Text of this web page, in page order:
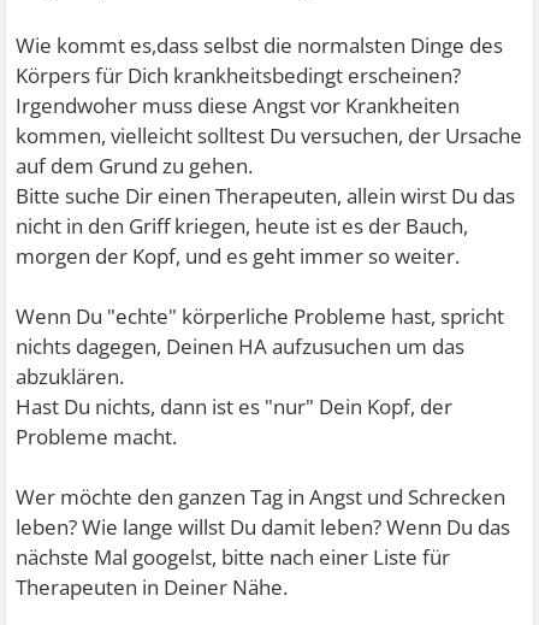
Wie kommt es,dass selbst die normalsten Dinge des
Körpers für Dich krankheitsbedingt erscheinen?
Irgendwoher muss diese Angst vor Krankheiten
kommen, vielleicht solltest Du versuchen, der Ursache
auf dem Grund zu gehen.
Bitte suche Dir einen Therapeuten, allein wirst Du das
nicht in den Griff kriegen, heute ist es der Bauch,
morgen der Kopf, und es geht immer so weiter.
Wenn Du "echte" körperliche Probleme hast, spricht
nichts dagegen, Deinen HA aufzusuchen um das
abzuklären.
Hast Du nichts, dann ist es "nur" Dein Kopf, der
Probleme macht.
Wer möchte den ganzen Tag in Angst und Schrecken
leben? Wie lange willst Du damit leben? Wenn Du das
nächste Mal googelst, bitte nach einer Liste für
Therapeuten in Deiner Nähe.